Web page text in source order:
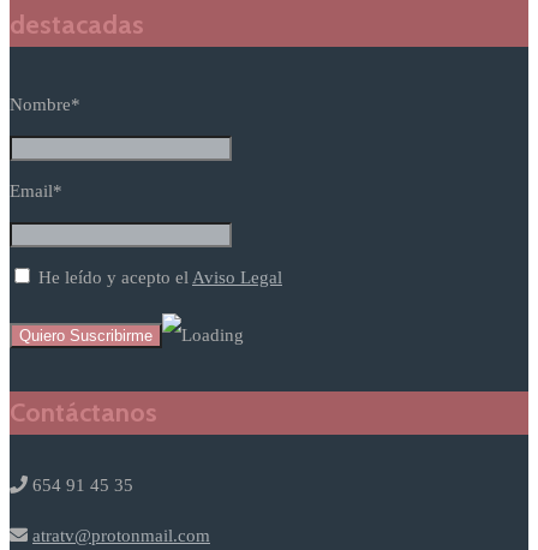
destacadas
Nombre*
Email*
He leído y acepto el Aviso Legal
Contáctanos
654 91 45 35
atratv@protonmail.com